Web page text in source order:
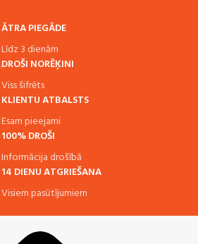
ĀTRA PIEGĀDE
Līdz 3 dienām
DROŠI NORĒĶINI
Viss šifrēts
KLIENTU ATBALSTS
Esam pieejami
100% DROŠI
Informācija drošībā
14 DIENU ATGRIEŠANA
Visiem pasūtījumiem